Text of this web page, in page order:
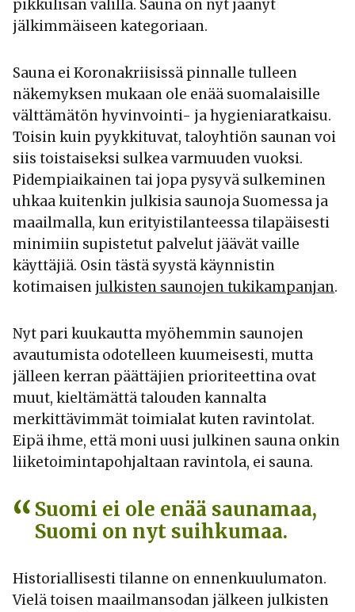
pikkulisän välillä. Sauna on nyt jäänyt
jälkimmäiseen kategoriaan.
Sauna ei Koronakriisissä pinnalle tulleen
näkemyksen mukaan ole enää suomalaisille
välttämätön hyvinvointi- ja hygieniaratkaisu.
Toisin kuin pyykkituvat, taloyhtiön saunan voi
siis toistaiseksi sulkea varmuuden vuoksi.
Pidempiaikainen tai jopa pysyvä sulkeminen
uhkaa kuitenkin julkisia saunoja Suomessa ja
maailmalla, kun erityistilanteessa tilapäisesti
minimiin supistetut palvelut jäävät vaille
käyttäjiä. Osin tästä syystä käynnistin
kotimaisen julkisten saunojen tukikampanjan.
Nyt pari kuukautta myöhemmin saunojen
avautumista odotelleen kuumeisesti, mutta
jälleen kerran päättäjien prioriteettina ovat
muut, kieltämättä talouden kannalta
merkittävimmät toimialat kuten ravintolat.
Eipä ihme, että moni uusi julkinen sauna onkin
liiketoimintapohjaltaan ravintola, ei sauna.
Suomi ei ole enää saunamaa,
Suomi on nyt suihkumaa.
Historiallisesti tilanne on ennenkuulumaton.
Vielä toisen maailmansodan jälkeen julkisten